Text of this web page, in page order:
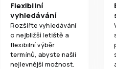
Flexibilní
vyhledávání
Rozšiřte vyhledávání
o nejbližší letiště a
flexibilní výběr
termínů, abyste našli
nejlevnější možnost.